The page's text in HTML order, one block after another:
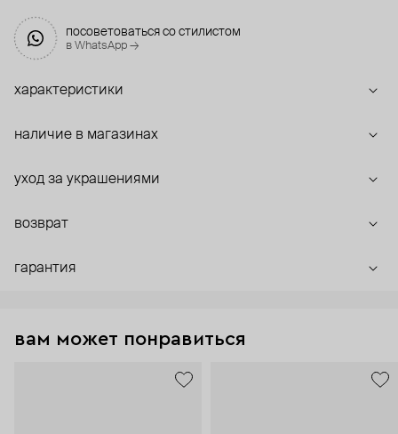
посоветоваться со стилистом
в WhatsApp →
характеристики
наличие в магазинах
уход за украшениями
возврат
гарантия
вам может понравиться